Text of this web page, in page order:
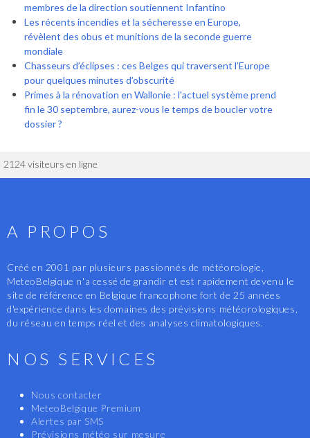
membres de la direction soutiennent Infantino
Les récents incendies et la sécheresse en Europe,
révèlent des obus et munitions de la seconde guerre
mondiale
Chasseurs d’éclipses : ces Belges qui traversent l’Europe
pour quelques minutes d’obscurité
Primes à la rénovation en Wallonie : l'actuel système prend
fin le 30 septembre, aurez-vous le temps de boucler votre
dossier ?
2124 visiteurs en ligne
A PROPOS
Créé en 2001 par plusieurs passionnés de météorologie,
MeteoBelgique n'a cessé de grandir et est rapidement devenu le
site de référence en Belgique francophone fort de 25 années
d'expérience dans les domaines des prévisions météorologiques,
du réseau en temps réel et des analyses climatologiques.
NOS SERVICES
Nous contacter
MeteoBelgique Premium
Alertes par SMS
Prévisions météo sur mesure